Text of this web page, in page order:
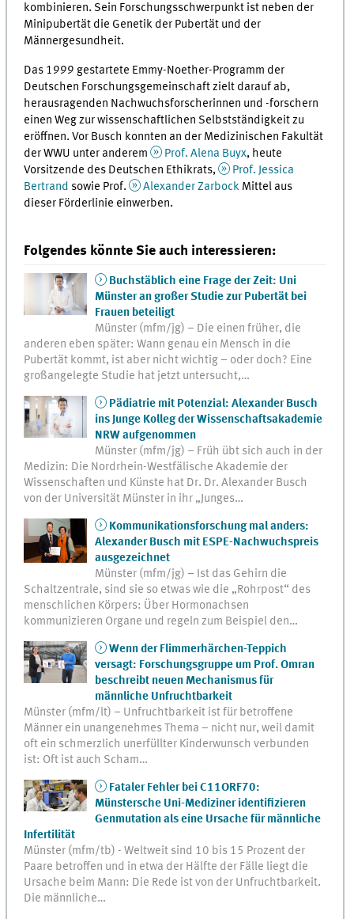
kombinieren. Sein Forschungsschwerpunkt ist neben der
Minipubertät die Genetik der Pubertät und der
Männergesundheit.
Das 1999 gestartete Emmy-Noether-Programm der
Deutschen Forschungsgemeinschaft zielt darauf ab,
herausragenden Nachwuchsforscherinnen und -forschern
einen Weg zur wissenschaftlichen Selbstständigkeit zu
eröffnen. Vor Busch konnten an der Medizinischen Fakultät
der WWU unter anderem
Prof. Alena Buyx, heute
Vorsitzende des Deutschen Ethikrats,
Prof. Jessica
Bertrand sowie Prof. Alexander Zarbock Mittel aus
dieser Förderlinie einwerben.
Folgendes könnte Sie auch interessieren:
Buchstäblich eine Frage der Zeit: Uni
Münster an großer Studie zur Pubertät bei
Frauen beteiligt
Münster (mfm/jg) – Die einen früher, die
anderen eben später: Wann genau ein Mensch in die
Pubertät kommt, ist aber nicht wichtig – oder doch? Eine
großangelegte Studie hat jetzt untersucht,…
Pädiatrie mit Potenzial: Alexander Busch
ins Junge Kolleg der Wissenschaftsakademie
NRW aufgenommen
Münster (mfm/jg) – Früh übt sich auch in der
Medizin: Die Nordrhein-Westfälische Akademie der
Wissenschaften und Künste hat Dr. Dr. Alexander Busch
von der Universität Münster in ihr „Junges…
Kommunikationsforschung mal anders:
Alexander Busch mit ESPE-Nachwuchspreis
ausgezeichnet
Münster (mfm/jg) – Ist das Gehirn die
Schaltzentrale, sind sie so etwas wie die „Rohrpost“ des
menschlichen Körpers: Über Hormonachsen
kommunizieren Organe und regeln zum Beispiel den…
Wenn der Flimmerhärchen-Teppich
versagt: Forschungsgruppe um Prof. Omran
beschreibt neuen Mechanismus für
männliche Unfruchtbarkeit
Münster (mfm/lt) – Unfruchtbarkeit ist für betroffene
Männer ein unangenehmes Thema – nicht nur, weil damit
oft ein schmerzlich unerfüllter Kinderwunsch verbunden
ist: Oft ist auch Scham…
Fataler Fehler bei C11ORF70:
Münstersche Uni-Mediziner identifizieren
Genmutation als eine Ursache für männliche
Infertilität
Münster (mfm/tb) - Weltweit sind 10 bis 15 Prozent der
Paare betroffen und in etwa der Hälfte der Fälle liegt die
Ursache beim Mann: Die Rede ist von der Unfruchtbarkeit.
Die männliche…